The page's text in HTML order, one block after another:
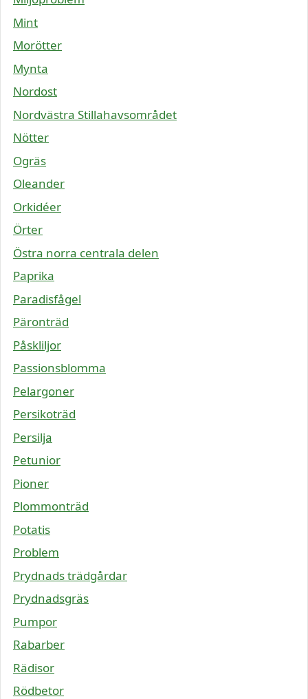
Mint
Morötter
Mynta
Nordost
Nordvästra Stillahavsområdet
Nötter
Ogräs
Oleander
Orkidéer
Örter
Östra norra centrala delen
Paprika
Paradisfågel
Päronträd
Påskliljor
Passionsblomma
Pelargoner
Persikoträd
Persilja
Petunior
Pioner
Plommonträd
Potatis
Problem
Prydnads trädgårdar
Prydnadsgräs
Pumpor
Rabarber
Rädisor
Rödbetor